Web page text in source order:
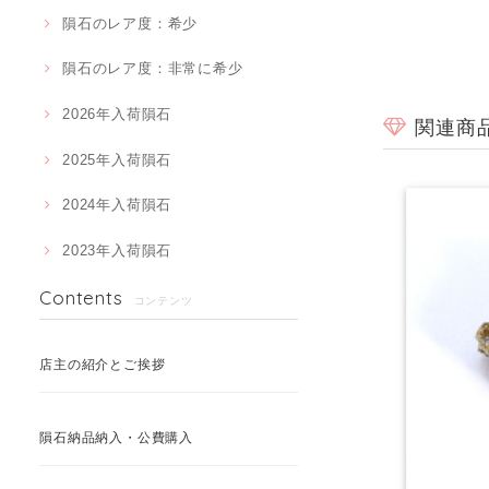
隕石のレア度：希少
隕石のレア度：非常に希少
2026年入荷隕石
2025年入荷隕石
2024年入荷隕石
2023年入荷隕石
Contents コンテンツ
店主の紹介とご挨拶
隕石納品納入・公費購入
関連商